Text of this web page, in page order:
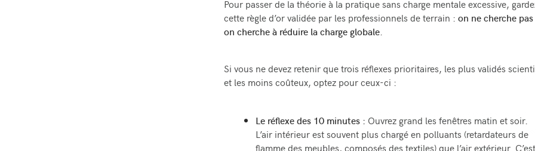
Pour passer de la théorie à la pratique sans charge mentale excessive,
cette règle d’or validée par les professionnels de terrain : on ne cherche
on cherche à réduire la charge globale.
Si vous ne devez retenir que trois réflexes prioritaires, les plus validés
et les moins coûteux, optez pour ceux-ci :
Le réflexe des 10 minutes : Ouvrez grand les fenêtres matin et soir.
L’air intérieur est souvent plus chargé en polluants (retardateurs de